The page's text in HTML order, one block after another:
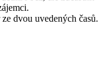
dvou uvedených časů.